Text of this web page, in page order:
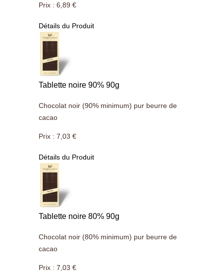
Prix : 6,89 €
Détails du Produit
Tablette noire 90% 90g
Chocolat noir (90% minimum) pur beurre de
cacao
Prix : 7,03 €
Détails du Produit
Tablette noire 80% 90g
Chocolat noir (80% minimum) pur beurre de
cacao
Prix : 7,03 €